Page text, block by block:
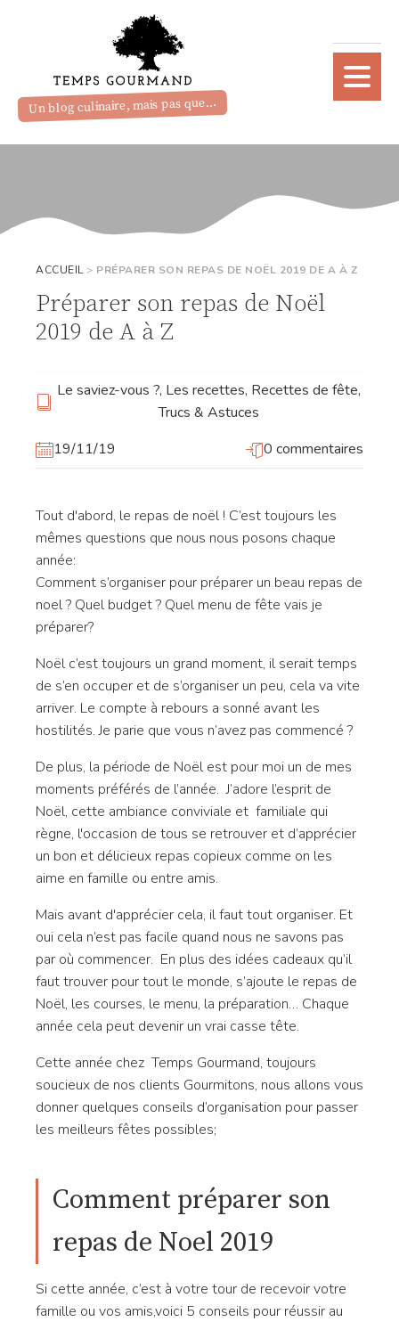
Un blog culinaire, mais pas que...
ACCUEIL> PRÉPARER SON REPAS DE NOËL 2019 DE A À Z
Préparer son repas de Noël
2019 de A à Z
Le saviez-vous ?, Les recettes, Recettes de fête,
Trucs & Astuces
19/11/19
0 commentaires
Tout d'abord, le repas de noël ! C’est toujours les
mêmes questions que nous nous posons chaque
année:
Comment s’organiser pour préparer un beau repas de
noel ? Quel budget ? Quel menu de fête vais je
préparer?
Noël c’est toujours un grand moment, il serait temps
de s’en occuper et de s’organiser un peu, cela va vite
arriver. Le compte à rebours a sonné avant les
hostilités. Je parie que vous n’avez pas commencé ?
De plus, la période de Noël est pour moi un de mes
moments préférés de l’année. J’adore l’esprit de
Noël, cette ambiance conviviale et familiale qui
règne, l'occasion de tous se retrouver et d’apprécier
un bon et délicieux repas copieux comme on les
aime en famille ou entre amis.
Mais avant d'apprécier cela, il faut tout organiser. Et
oui cela n’est pas facile quand nous ne savons pas
par où commencer. En plus des idées cadeaux qu’il
faut trouver pour tout le monde, s’ajoute le repas de
Noël, les courses, le menu, la préparation… Chaque
année cela peut devenir un vrai casse tête.
Cette année chez Temps Gourmand, toujours
soucieux de nos clients Gourmitons, nous allons vous
donner quelques conseils d’organisation pour passer
les meilleurs fêtes possibles;
Comment préparer son
repas de Noel 2019
Si cette année, c’est à votre tour de recevoir votre
famille ou vos amis,voici 5 conseils pour réussir au